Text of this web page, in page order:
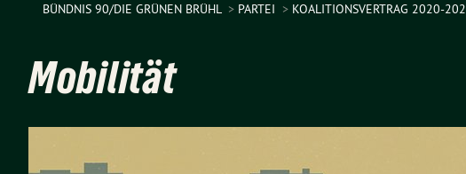
BÜNDNIS 90/DIE GRÜNEN BRÜHL PARTEI KOALITIONSVERTRAG 2020-
Mobilität